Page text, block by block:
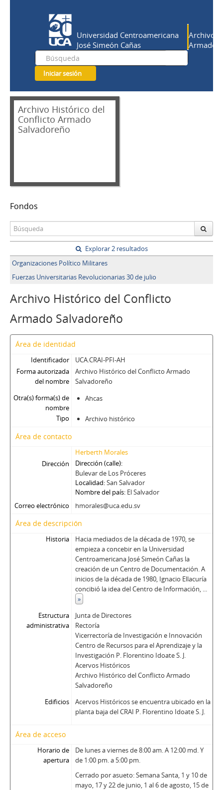
Universidad Centroamericana
José Simeón Cañas
Archivo
Armado
Iniciar sesión
Archivo Histórico del
Conflicto Armado
Salvadoreño
Fondos
Explorar 2 resultados
Organizaciones Político Militares
Fuerzas Universitarias Revolucionarias 30 de julio
Archivo Histórico del Conflicto
Armado Salvadoreño
Área de identidad
Identificador
UCA.CRAI-PFI-AH
Forma autorizada
del nombre
Archivo Histórico del Conflicto Armado
Salvadoreño
Otra(s) forma(s) de
nombre
Ahcas
Tipo Archivo histórico
Área de contacto
Herberth Morales
Dirección
Dirección (calle)
Bulevar de Los Próceres
Localidad San Salvador
Nombre del país El Salvador
Correo electrónico
hmorales@uca.edu.sv
Área de descripción
Historia
Hacia mediados de la década de 1970, se
empieza a concebir en la Universidad
Centroamericana José Simeón Cañas la
creación de un Centro de Documentación. A
inicios de la década de 1980, Ignacio Ellacuría
concibió la idea del Centro de Información, ...
»
Estructura
administrativa
Junta de Directores
Rectoría
Vicerrectoría de Investigación e Innovación
Centro de Recursos para el Aprendizaje y la
Investigación P. Florentino Idoate S. J.
Acervos Históricos
Archivo Histórico del Conflicto Armado
Salvadoreño
Edificios
Acervos Históricos se encuentra ubicado en la
planta baja del CRAI P. Florentino Idoate S. J.
Área de acceso
Horario de
apertura
De lunes a viernes de 8:00 am. A 12:00 md. Y
de 1:00 pm. a 5:00 pm.
Cerrado por asueto: Semana Santa, 1 y 10 de
mayo, 17 y 22 de junio, 1 al 6 de agosto, 15 de